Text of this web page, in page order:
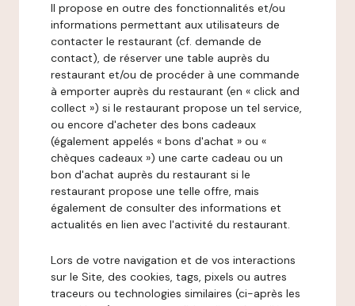
Il propose en outre des fonctionnalités et/ou
informations permettant aux utilisateurs de
contacter le restaurant (cf. demande de
contact), de réserver une table auprès du
restaurant et/ou de procéder à une commande
à emporter auprès du restaurant (en « click and
collect ») si le restaurant propose un tel service,
ou encore d'acheter des bons cadeaux
(également appelés « bons d'achat » ou «
chèques cadeaux ») une carte cadeau ou un
bon d'achat auprès du restaurant si le
restaurant propose une telle offre, mais
également de consulter des informations et
actualités en lien avec l'activité du restaurant.
Lors de votre navigation et de vos interactions
sur le Site, des cookies, tags, pixels ou autres
traceurs ou technologies similaires (ci-après les